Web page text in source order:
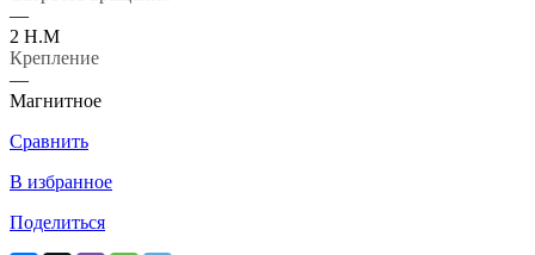
—
2 Н.М
Крепление
—
Магнитное
Сравнить
В избранное
Поделиться